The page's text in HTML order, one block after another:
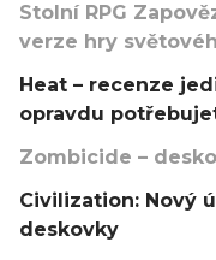
Stolní RPG
verze hry
Heat – recenze
opravdu
Zombicide –
Civilization: Nový
deskovky